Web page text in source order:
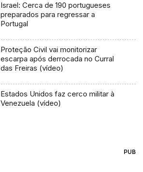
Israel: Cerca de 190 portugueses
preparados para regressar a
Portugal
Proteção Civil vai monitorizar
escarpa após derrocada no Curral
das Freiras (vídeo)
Estados Unidos faz cerco militar à
Venezuela (vídeo)
PUB